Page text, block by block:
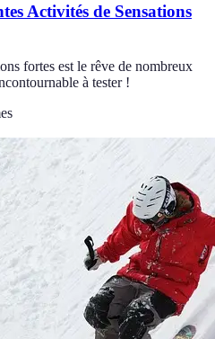
Activités de Sensations
fortes est le rêve de nombreux
à tester !